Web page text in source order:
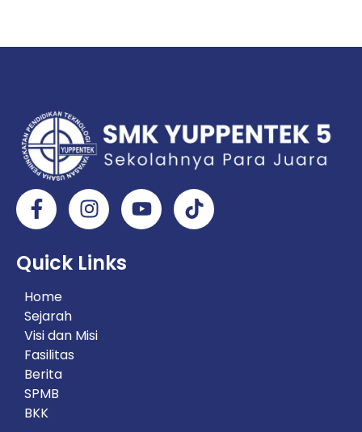
Quick Links
Home
Sejarah
Visi dan Misi
Fasilitas
Berita
SPMB
BKK